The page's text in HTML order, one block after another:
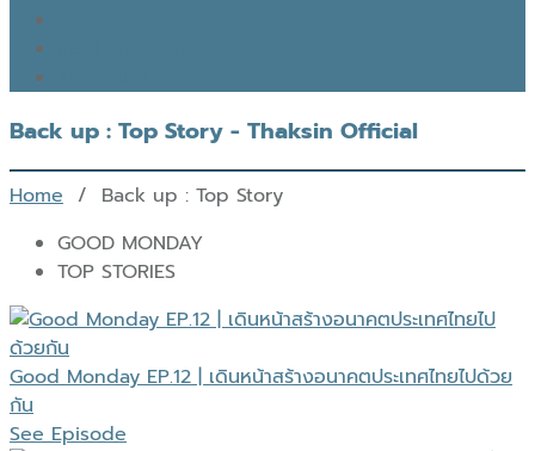
Back up : Top Story - Thaksin Official
Home / Back up : Top Story
GOOD MONDAY
TOP STORIES
Good Monday EP.12 | เดินหน้าสร้างอนาคตประเทศไทยไปด้วย
กัน
See Episode